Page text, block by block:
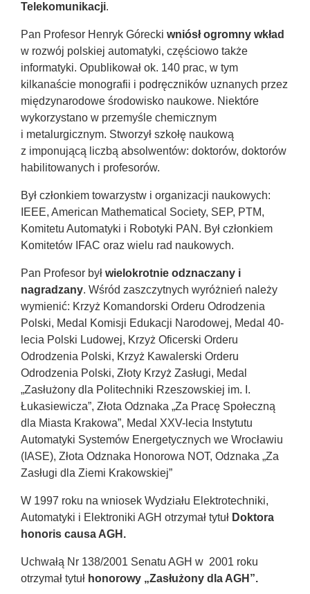
Telekomunikacji.
Pan Profesor Henryk Górecki wniósł ogromny wkład
w rozwój polskiej automatyki, częściowo także
informatyki. Opublikował ok. 140 prac, w tym
kilkanaście monografii i podręczników uznanych przez
międzynarodowe środowisko naukowe. Niektóre
wykorzystano w przemyśle chemicznym
i metalurgicznym. Stworzył szkołę naukową
z imponującą liczbą absolwentów: doktorów, doktorów
habilitowanych i profesorów.
Był członkiem towarzystw i organizacji naukowych:
IEEE, American Mathematical Society, SEP, PTM,
Komitetu Automatyki i Robotyki PAN. Był członkiem
Komitetów IFAC oraz wielu rad naukowych.
Pan Profesor był wielokrotnie odznaczany i
nagradzany. Wśród zaszczytnych wyróżnień należy
wymienić: Krzyż Komandorski Orderu Odrodzenia
Polski, Medal Komisji Edukacji Narodowej, Medal 40-
lecia Polski Ludowej, Krzyż Oficerski Orderu
Odrodzenia Polski, Krzyż Kawalerski Orderu
Odrodzenia Polski, Złoty Krzyż Zasługi, Medal
„Zasłużony dla Politechniki Rzeszowskiej im. I.
Łukasiewicza”, Złota Odznaka „Za Pracę Społeczną
dla Miasta Krakowa”, Medal XXV-lecia Instytutu
Automatyki Systemów Energetycznych we Wrocławiu
(IASE), Złota Odznaka Honorowa NOT, Odznaka „Za
Zasługi dla Ziemi Krakowskiej”
W 1997 roku na wniosek Wydziału Elektrotechniki,
Automatyki i Elektroniki AGH otrzymał tytuł Doktora
honoris causa AGH.
Uchwałą Nr 138/2001 Senatu AGH w 2001 roku
otrzymał tytuł honorowy „Zasłużony dla AGH”.